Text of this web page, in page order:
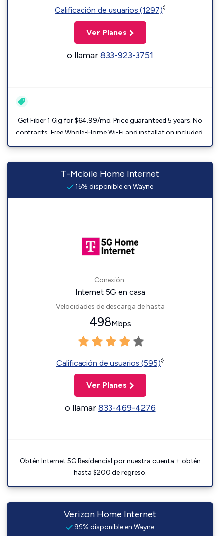
Calificación de usuarios (1297)◊
Ver Planes
o llamar833-923-3751
Get Fiber 1 Gig for $64.99/mo. Price guaranteed 5 years. No
contracts. Free Whole-Home Wi-Fi and installation included.
T-Mobile Home Internet
15% disponible en Wayne
Conexión:
Internet 5G en casa
Velocidades de descarga de hasta
498Mbps
Calificación de usuarios (595)◊
Ver Planes
o llamar833-469-4276
Obtén Internet 5G Residencial por nuestra cuenta + obtén
hasta $200 de regreso.
Verizon Home Internet
99% disponible en Wayne